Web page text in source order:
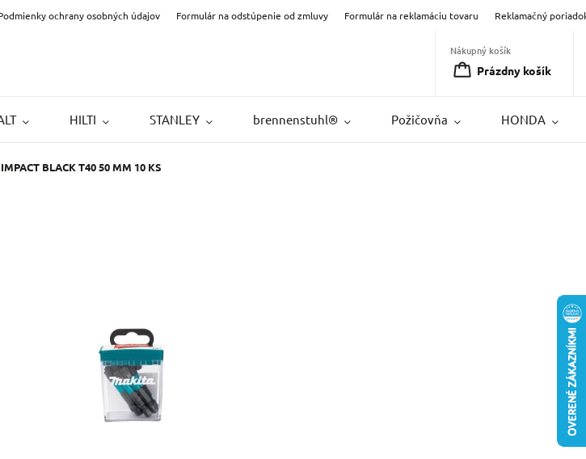
ochrany osobných údajov Formulár na odstúpenie od zmluvy Formulár na reklamáciu tovaru Reklamačný
Nákupný košík
Prázdny košík
HILTI STANLEY brennenstuhl® Požičovňa HONDA
BLACK T40 50 MM 10 KS